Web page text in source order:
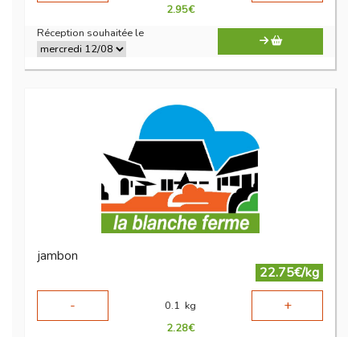
2.95€
Réception souhaitée le
jambon
22.75€/kg
-
0.1 kg +
2.28€